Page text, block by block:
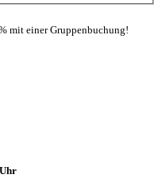
mit einer Gruppenbuchung!